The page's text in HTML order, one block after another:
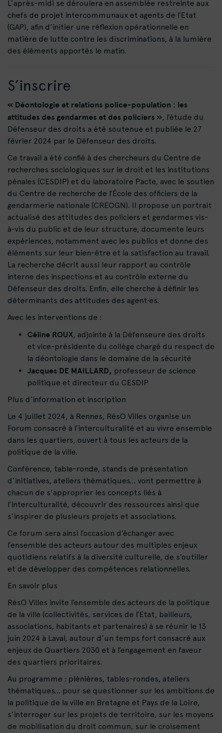
L’après-midi se déroulera en assemblée restreinte aux
chefs de projet intercommunaux et agents de l’Etat
(GAP), afin d’initier une réflexion opérationnelle en
matière de lutte contre les discriminations, à la lumière
des éléments apportés le matin.
S’inscrire
« Déontologie et relations police-population : les
attitudes des gendarmes et des policiers », l’étude du
Défenseur des droits a été soutenue et publiée le 27
février 2024 par le Défenseur des droits.
Ce travail a été confié à des chercheurs du Centre de
recherches sociologiques sur le droit et les institutions
pénales (CESDIP) et du laboratoire Pacte, avec le soutien
du Centre de recherche de l’École des officiers de la
gendarmerie nationale (CREOGN). Il propose un portrait
actualisé des attitudes des policiers et gendarmes vis-
à-vis du public et de leur structure, documente leurs
expériences, notamment avec les publics et donne des
éléments sur leur bien-être et la satisfaction au travail.
La recherche décrit aussi leur rapport au contrôle
interne des inspections et au contrôle externe du
Défenseur des droits. Enfin, elle cherche à définir les
déterminants des attitudes des agent·es.
Avec les interventions de :
Céline ROUX, adjointe à la Défenseure des droits
et vice-présidente du collège chargé du respect de
la déontologie dans le domaine de la sécurité
Jacques DE MAILLARD, professeur de science
politique et directeur du CESDIP
Plus d’information et inscription
Le 4 juillet 2024, à Rennes, RésO Villes organise un
Forum consacré à l’interculturalité et au vivre ensemble
dans les quartiers, ouvert à tous les acteurs de la
politique de la ville.
Conférence, table-ronde, stands de présentation
d’initiatives, ateliers thématiques… vont permettre à
chacun de s’approprier les concepts liés à
l’interculturalité, découvrir des ressources ainsi que
s’inspirer de plusieurs projets et associations.
Ce forum sera ainsi l’occasion d’échanger avec
l’ensemble des acteurs autour des multiples enjeux
quotidiens relatifs à la diversité culturelle, de s’outiller
et de développer des compétences relationnelles.
En savoir plus
RésO Villes invite l’ensemble des acteurs de la politique
de la ville (collectivités, services de l’Etat, bailleurs,
associations, habitants et partenaires) à se réunir le 13
juin 2024 à Laval, autour d’un temps fort consacré aux
enjeux de Quartiers 2030 et à l’engagement en faveur
des quartiers prioritaires.
Au programme : plénières, tables-rondes, ateliers
thématiques… pour se questionner sur les ambitions de
la politique de la ville en Bretagne et Pays de la Loire,
s’interroger sur les projets de territoire, sur les moyens
de mobilisation du droit commun, sur le croisement